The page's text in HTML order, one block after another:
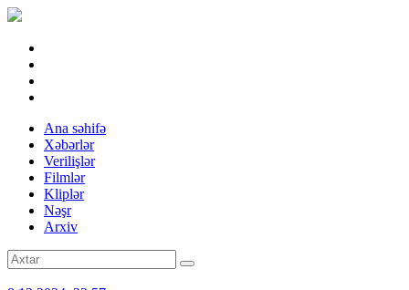
Ana səhifə
Xəbərlər
Verilişlər
Filmlər
Kliplər
Nəşr
Arxiv